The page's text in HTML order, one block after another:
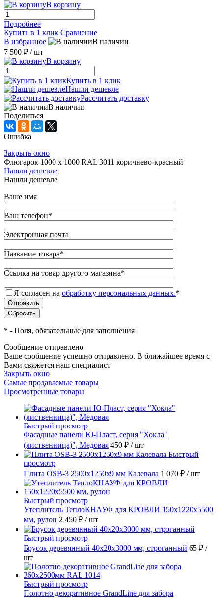
В корзину
Подробнее
Купить в 1 клик Сравнение
В избранное
В наличии
7 500 ₽ / шт
В корзину
Купить в 1 клик
Нашли дешевле
Рассчитать доставку
В наличии
Поделиться
Ошибка
Закрыть окно
Флюгарок 1000 х 1000 RAL 3011 коричнево-красный
Нашли дешевле
Нашли дешевле
Ваше имя
Ваш телефон*
Электронная почта
Название товара*
Ссылка на товар другого магазина*
Я согласен на обработку персональных данных.*
* - Поля, обязательные для заполнения
Сообщение отправлено
Ваше сообщение успешно отправлено. В ближайшее время с
Вами свяжется наш специалист
Закрыть окно
Самые продаваемые товары
Просмотренные товары
Быстрый просмотр
Фасадные панели Ю-Пласт, серия "Хокла"
(лиственница)", Медовая 450 ₽ / шт
Быстрый
просмотр
Плита OSB-3 2500x1250x9 мм Калевала 1 070 ₽ / шт
Быстрый просмотр
Утеплитель ТеплоКНАУФ для КРОВЛИ 150x1220x5500
мм, рулон 2 450 ₽ / шт
Быстрый просмотр
Брусок деревянный 40х20х3000 мм, строганный 65 ₽ /
шт
Быстрый просмотр
Полотно декоративное GrandLine для забора